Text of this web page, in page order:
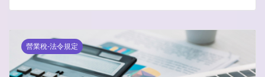
營業稅-法令規定